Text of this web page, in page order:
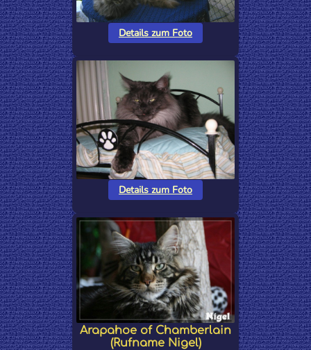
Details zum Foto
Details zum Foto
Arapahoe of Chamberlain
(Rufname Nigel)